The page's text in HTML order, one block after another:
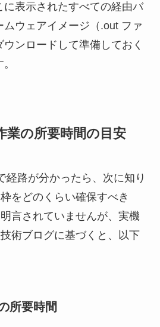
に表示されたすべての経由バ
ムウェアイメージ（.out ファ
ンロードして準備しておく
業の所要時間の目安
経路が分かったら、次に知り
をどのくらい確保すべき
言されていませんが、実機
術ブログに基づくと、以下
所要時間